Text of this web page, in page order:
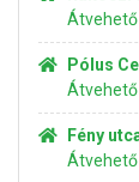
Pólus
Fény